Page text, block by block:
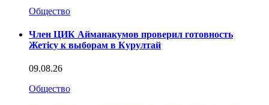
Общество
Член ЦИК Айманакумов проверил готовность
Жетісу к выборам в Курултай
09.08.26
Общество